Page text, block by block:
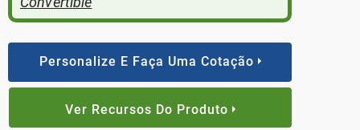
Personalize E Faça Uma Cotação
Ver Recursos Do Produto